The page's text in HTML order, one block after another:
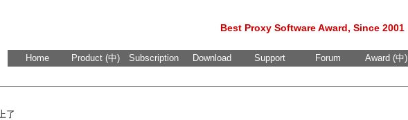
Best Proxy Software Award, Since 2001
Home Product (中) Subscription Download Support Forum Award (中)
了